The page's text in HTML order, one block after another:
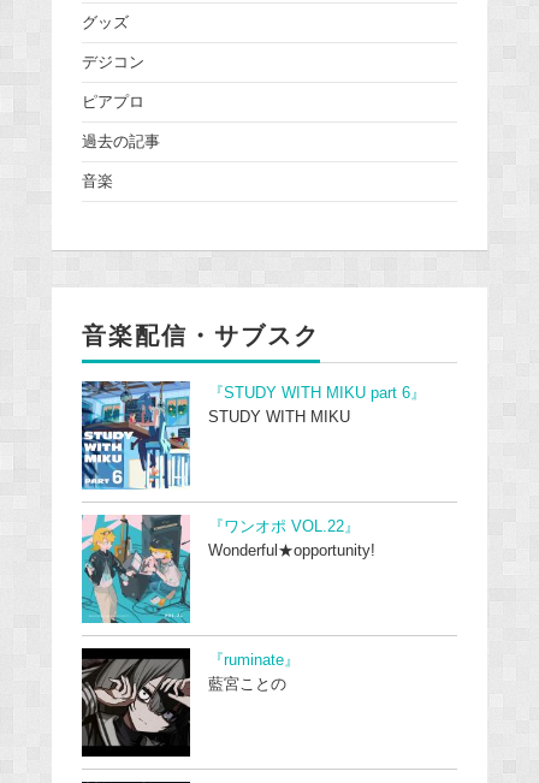
グッズ
デジコン
ピアプロ
過去の記事
音楽
音楽配信・サブスク
『STUDY WITH MIKU part 6』
STUDY WITH MIKU
『ワンオポ VOL.22』
Wonderful★opportunity!
『ruminate』
藍宮ことの